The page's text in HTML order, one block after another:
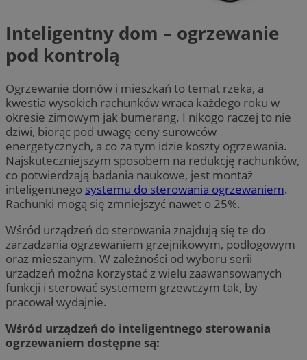
Inteligentny dom – ogrzewanie
pod kontrolą
Ogrzewanie domów i mieszkań to temat rzeka, a
kwestia wysokich rachunków wraca każdego roku w
okresie zimowym jak bumerang. I nikogo raczej to nie
dziwi, biorąc pod uwagę ceny surowców
energetycznych, a co za tym idzie koszty ogrzewania.
Najskuteczniejszym sposobem na redukcję rachunków,
co potwierdzają badania naukowe, jest montaż
inteligentnego systemu do sterowania ogrzewaniem.
Rachunki mogą się zmniejszyć nawet o 25%.
Wśród urządzeń do sterowania znajdują się te do
zarządzania ogrzewaniem grzejnikowym, podłogowym
oraz mieszanym. W zależności od wyboru serii
urządzeń można korzystać z wielu zaawansowanych
funkcji i sterować systemem grzewczym tak, by
pracował wydajnie.
Wśród urządzeń do inteligentnego sterowania
ogrzewaniem dostępne są: